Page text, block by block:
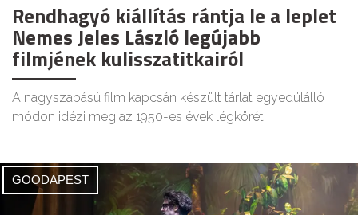
Rendhagyó kiállítás rántja le a leplet
Nemes Jeles László legújabb
filmjének kulisszatitkairól
A nagyszabású film kapcsán készült tárlat egyedülálló
módon idézi meg az 1950-es évek légkörét.
GOODAPEST